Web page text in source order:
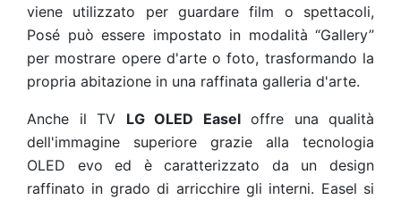
viene utilizzato per guardare film o spettacoli,
Posé può essere impostato in modalità “Gallery”
per mostrare opere d'arte o foto, trasformando la
propria abitazione in una raffinata galleria d'arte.
Anche il TV LG OLED Easeloffre una qualità
dell'immagine superiore grazie alla tecnologia
OLED evo ed è caratterizzato da un design
raffinato in grado di arricchire gli interni. Easel si